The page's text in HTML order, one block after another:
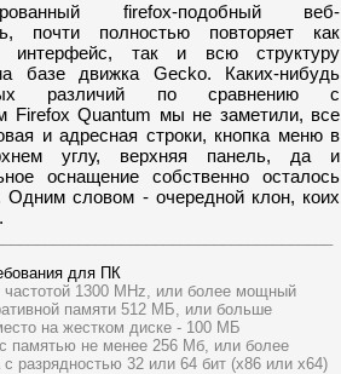
firefox-подобный веб-
почти полностью повторяет как
интерфейс, так и всю структуру
базе движка Gecko. Каких-нибудь
различий по сравнению с
Firefox Quantum мы не заметили, все
и адресная строки, кнопка меню в
углу, верхняя панель, да и
оснащение собственно осталось
Одним словом - очередной клон, коих
для ПК
1300 MHz, или более мощный
памяти 512 МБ, или больше
на жестком диске - 100 МБ
памятью не менее 256 Мб, или более
с разрядностью 32 или 64 бит (x86 или x64)